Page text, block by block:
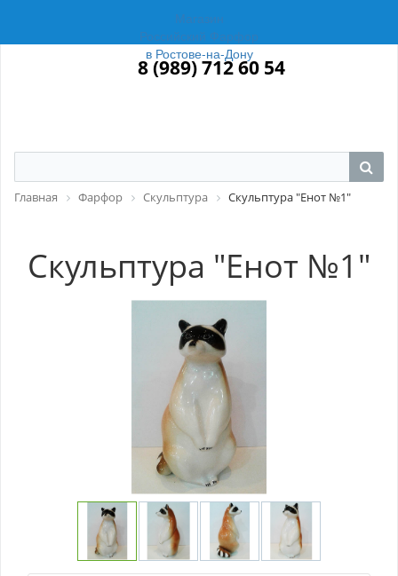
Магазин
Российский Фарфор
в Ростове-на-Дону
8 (989) 712 60 54
Главная Фарфор Скульптура Скульптура "Енот №1"
Скульптура "Енот №1"